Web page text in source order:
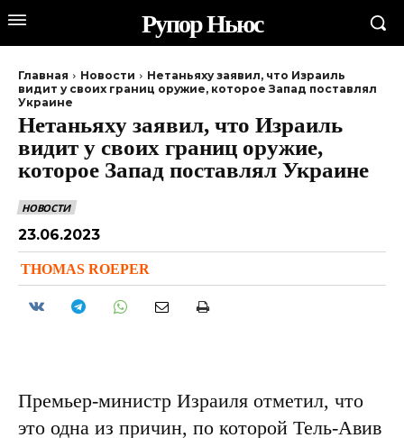
Рупор Ньюс
Главная Новости
Нетаньяху заявил, что Израиль
видит у своих границ оружие, которое Запад поставлял
Украине
Нетаньяху заявил, что Израиль
видит у своих границ оружие,
которое Запад поставлял Украине
НОВОСТИ
23.06.2023
THOMAS ROEPER
Премьер-министр Израиля отметил, что
это одна из причин, по которой Тель-Авив